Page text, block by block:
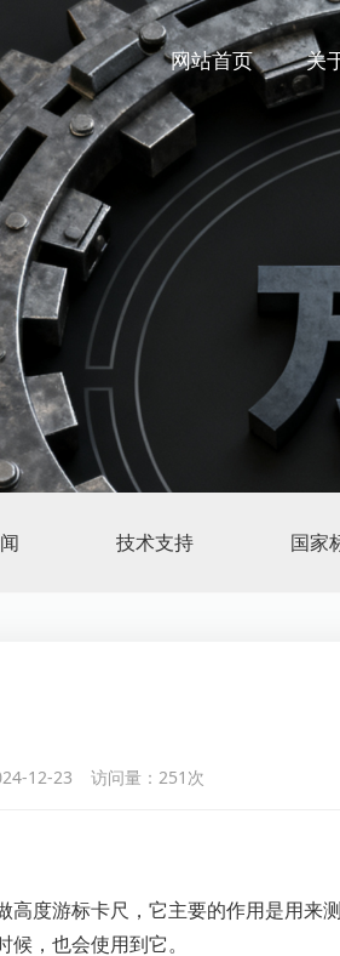
网站首页 关
技术支持 国家
12-23 访问量：251次
高度游标卡尺，它主要的作用是用来
候，也会使用到它。